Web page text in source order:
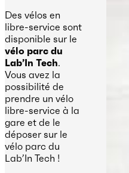
Des vélos en
libre-service sont
disponible sur le
vélo parc du
Lab’In Tech.
Vous avez la
possibilité de
prendre un vélo
libre-service à la
gare et de le
déposer sur le
vélo parc du
Lab’In Tech !